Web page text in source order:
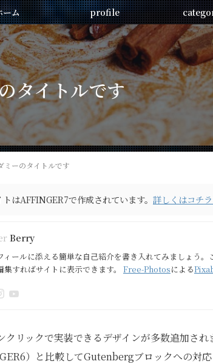
ーム profile
タイトルです
ミーのタイトルです
トはAFFINGER7で作成されています。詳しくはコチ
Berry
ィールに添える簡単な自己紹介を書き入れてみましょう。
集すればサイトに表示できます。 Free-Photosによる
リックで実装できるデザインが多数追加され
）と比較してGutenbergブロックへの対